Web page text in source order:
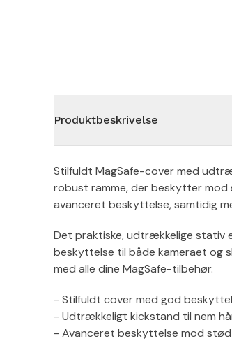
Produktbeskrivelse
Stilfuldt MagSafe-cover med
robust ramme, der beskytter
avanceret beskyttelse, samtidig
Det praktiske, udtrækkelige stativ
beskyttelse til både kameraet og
med alle dine MagSafe-tilbehør.
- Stilfuldt cover med god
- Udtrækkeligt kickstand til nem
- Avanceret beskyttelse mod